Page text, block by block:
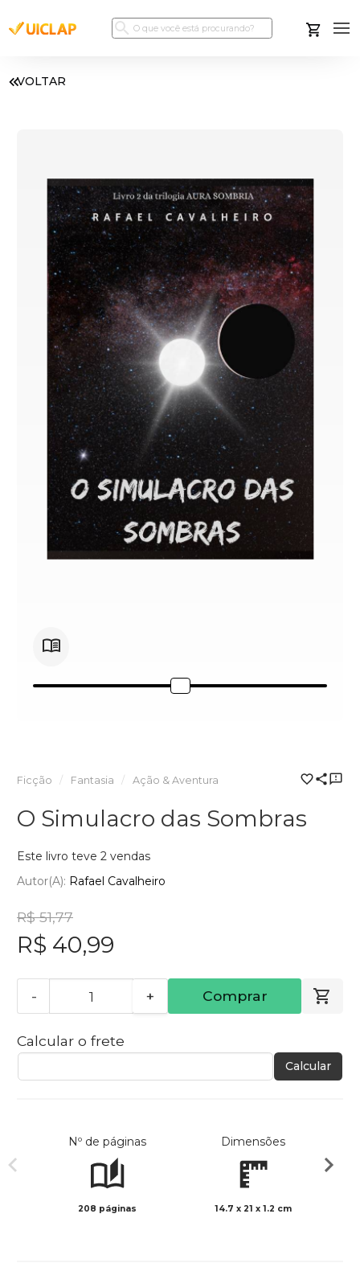
VOLTAR
Ficção Fantasia Ação & Aventura
O Simulacro das Sombras
Este livro teve 2 vendas
Autor(a): Rafael Cavalheiro
R$ 51,77
R$ 40,99
- + Comprar
Calcular o frete
Calcular
Nº de páginas
208 páginas
Dimensões
14.7 x 21 x 1.2 cm